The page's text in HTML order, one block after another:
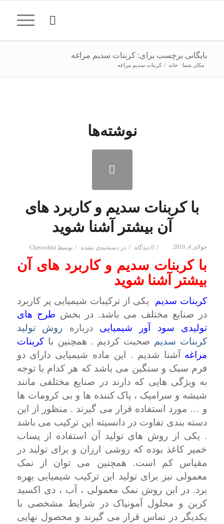
بایگانی برچسب برای: کربنات سدیم مراغه
مکان شما: خانه / کربنات سدیم مراغه
نوشته‌ها
با کربنات سدیم و کاربرد های
آن بیشتر آشنا شوید
جولای 4, 2019 / 0 دیدگاه / دردسته‌بندی نشده / توسطChavoshist
با کربنات سدیم و کاربرد های آن
بیشتر آشنا شوید
کربنات سدیم یکی از ترکیبات شیمیایی پر کاربرد
در صنایع مختلف می باشد. در بخش طرح های
تولیدی سود آور شیمیایی درباره روش تولید
کربنات سدیم صحبت کردیم . همچنین باکربنات
مراغه آشنا شدیم . این ماده شیمیایی دارای دو
فرم سبک و سنگین می باشد که هر کدام با توجه
به ویژگی هایی که دارند در صنایع مختلفی مانند
شیشه و سرامیک ، پاک کننده ها و بی کرومات ها
و … مورد استفاده قرار می گیرند . منظور از این
دسته بندی تفاوت در دانسیته این ترکیب می باشد
. یکی از روش های تولید آن استفاده از پساب
خمیر کاغذ بوده که روشی ارزان و برای تولید در
مقیاس کم است. همچنین می توان از نمک
معمولی نیز برای تولید این ترکیب شیمیایی بهره
برد. در این روش نمک معمولی ، آب ، دی اکسید
کربن و محلول آمونیاک در شرایط مشخصی با
یکدیگر در تماس قرار می گیرند و محصول نهایی